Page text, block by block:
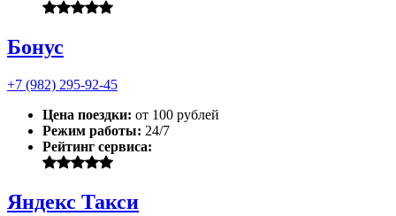
Бонус
+7 (982) 295-92-45
Цена поездки: от 100 рублей
Режим работы: 24/7
Рейтинг сервиса:
Яндекс Такси